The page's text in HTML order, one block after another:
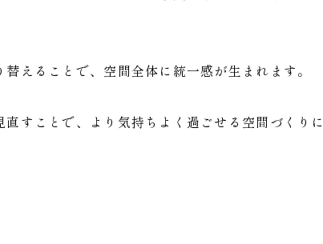
えることで、空間全体に統一感が生まれます。
すことで、より気持ちよく過ごせる空間づくりに